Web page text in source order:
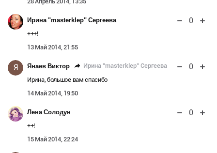
Ирина "masterklep" Сергеева 0
+++!
13 Май 2014, 21:55
Я Янаев Виктор Ирина "masterklep" Сергеева 0
Ирина, большое вам спасибо
14 Май 2014, 19:50
Лена Солодун 0
++!
15 Май 2014, 22:24